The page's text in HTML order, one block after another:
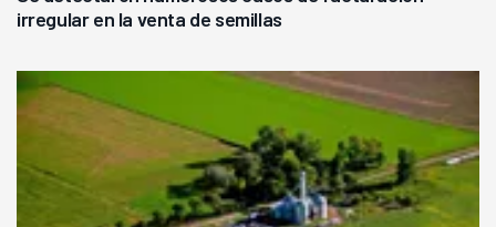
irregular en la venta de semillas